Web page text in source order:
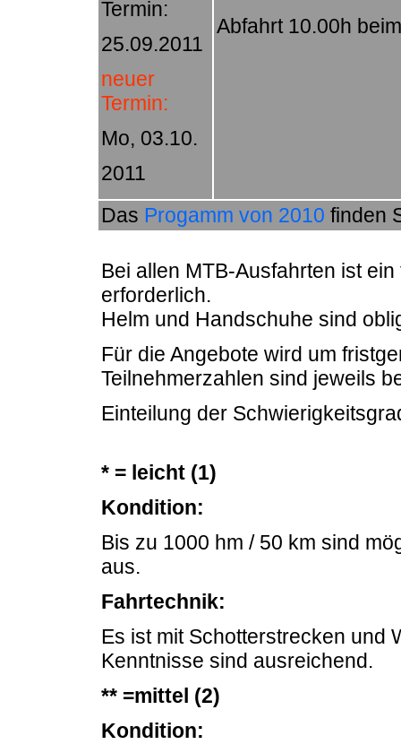
Termin:
25.09.2011
neuer
Termin:
Mo, 03.10.
2011
Abfahrt 10.00h
Das Progamm von 2010 finden
Bei allen MTB-Ausfahrten ist
erforderlich.
Helm und Handschuhe sind
Für die Angebote wird um
Teilnehmerzahlen sind jeweils
Einteilung der
* = leicht (1)
Kondition:
Bis zu 1000 hm / 50 km sind
aus.
Fahrtechnik:
Es ist mit Schotterstrecken und
Kenntnisse sind ausreichend.
** =mittel (2)
Kondition: